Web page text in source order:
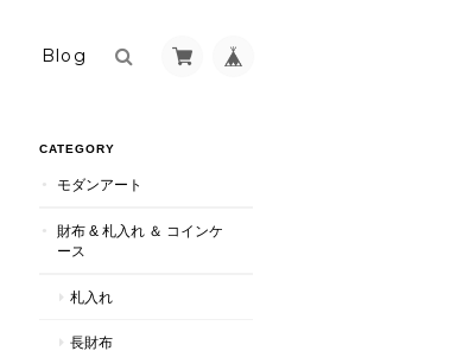
Blog
CATEGORY
モダンアート
財布 & 札入れ ＆ コインケ
ース
札入れ
長財布